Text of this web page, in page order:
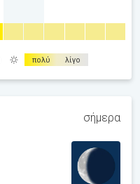
πολύ λίγο
σήμερα